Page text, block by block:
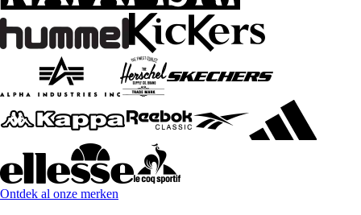
Ontdek al onze merken